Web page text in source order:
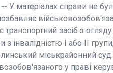
У матеріалах справи не
засіб з
з інвалідністю I або II
міськрайонний
у праві